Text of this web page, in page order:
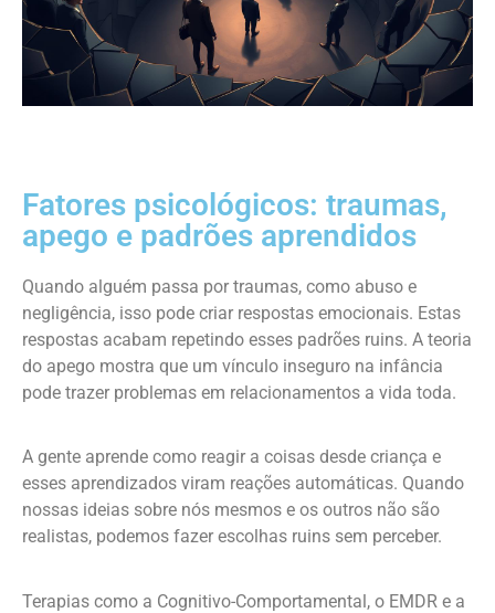
Fatores psicológicos: traumas,
apego e padrões aprendidos
Quando alguém passa por traumas, como abuso e
negligência, isso pode criar respostas emocionais. Estas
respostas acabam repetindo esses padrões ruins. A teoria
do apego mostra que um vínculo inseguro na infância
pode trazer problemas em relacionamentos a vida toda.
A gente aprende como reagir a coisas desde criança e
esses aprendizados viram reações automáticas. Quando
nossas ideias sobre nós mesmos e os outros não são
realistas, podemos fazer escolhas ruins sem perceber.
Terapias como a Cognitivo-Comportamental, o EMDR e a